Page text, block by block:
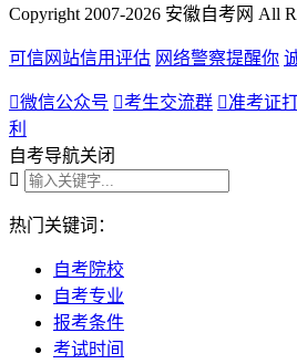
Copyright 2007-2026 安徽自考网 All
可信网站信用评估 网络警察提醒你
微信公众号 考生交流群 准考证
利
自考导航关闭

热门关键词：
自考院校
自考专业
报考条件
考试时间